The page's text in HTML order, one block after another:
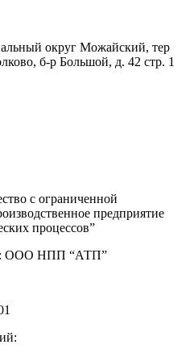
округ Можайский, тер
б-р Большой, д. 42 стр. 1
с ограниченной
предприятие
процессов”
ООО НПП “АТП”